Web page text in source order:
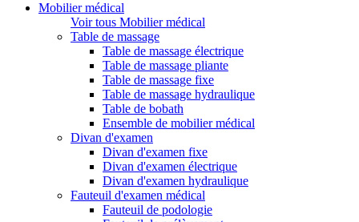
Mobilier médical
Voir tous Mobilier médical
Table de massage
Table de massage électrique
Table de massage pliante
Table de massage fixe
Table de massage hydraulique
Table de bobath
Ensemble de mobilier médical
Divan d'examen
Divan d'examen fixe
Divan d'examen électrique
Divan d'examen hydraulique
Fauteuil d'examen médical
Fauteuil de podologie